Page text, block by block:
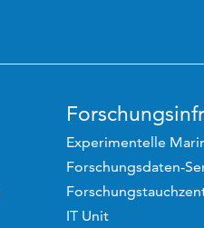
Experimentelle
Forschungsdaten-
IT Unit